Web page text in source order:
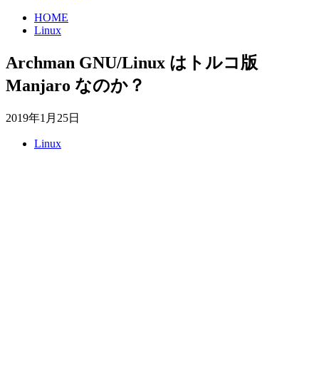
HOME
Linux
Archman GNU/Linux はトルコ版
Manjaro なのか？
2019年1月25日
Linux